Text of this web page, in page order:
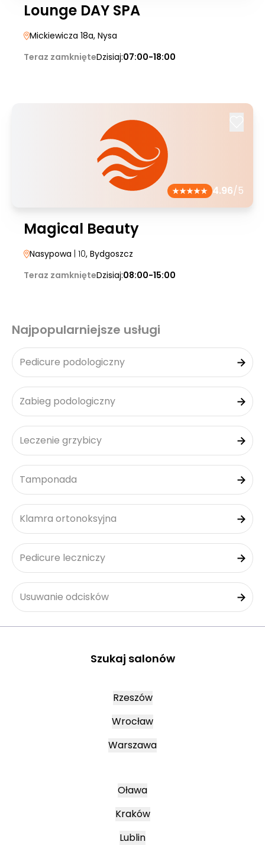
Lounge DAY SPA
Mickiewicza 18a, Nysa
Teraz zamknięteDzisiaj:07:00-18:00
4.96/5
Magical Beauty
Nasypowa | 10, Bydgoszcz
Teraz zamknięteDzisiaj:08:00-15:00
Najpopularniejsze usługi
Pedicure podologiczny
Zabieg podologiczny
Leczenie grzybicy
Tamponada
Klamra ortonoksyjna
Pedicure leczniczy
Usuwanie odcisków
Szukaj salonów
Rzeszów
Wrocław
Warszawa
Oława
Kraków
Lublin